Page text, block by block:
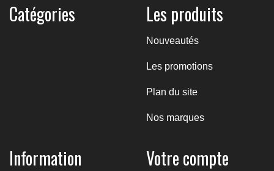
Catégories Les produits
Nouveautés
Les promotions
Plan du site
Nos marques
Information Votre compte